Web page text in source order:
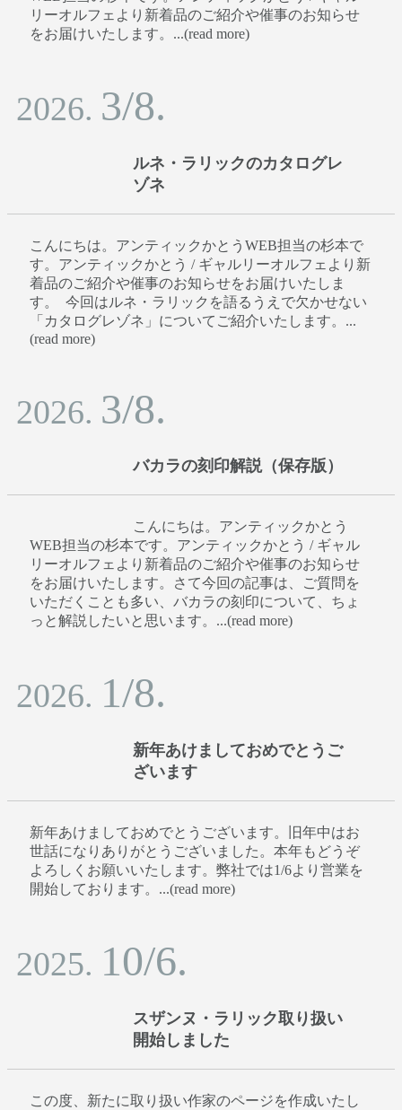
リーオルフェより新着品のご紹介や催事のお知らせ
をお届けいたします。...(read more)
2026. 3/8.
ルネ・ラリックのカタログレ
ゾネ
こんにちは。アンティックかとうWEB担当の杉本で
す。アンティックかとう / ギャルリーオルフェより新
着品のご紹介や催事のお知らせをお届けいたしま
す。 今回はルネ・ラリックを語るうえで欠かせない
「カタログレゾネ」についてご紹介いたします。...
(read more)
2026. 3/8.
バカラの刻印解説（保存版）
こんにちは。アンティックかとう
WEB担当の杉本です。アンティックかとう / ギャル
リーオルフェより新着品のご紹介や催事のお知らせ
をお届けいたします。さて今回の記事は、ご質問を
いただくことも多い、バカラの刻印について、ちょ
っと解説したいと思います。...(read more)
2026. 1/8.
新年あけましておめでとうご
ざいます
新年あけましておめでとうございます。旧年中はお
世話になりありがとうございました。本年もどうぞ
よろしくお願いいたします。弊社では1/6より営業を
開始しております。...(read more)
2025. 10/6.
スザンヌ・ラリック取り扱い
開始しました
この度、新たに取り扱い作家のページを作成いたし